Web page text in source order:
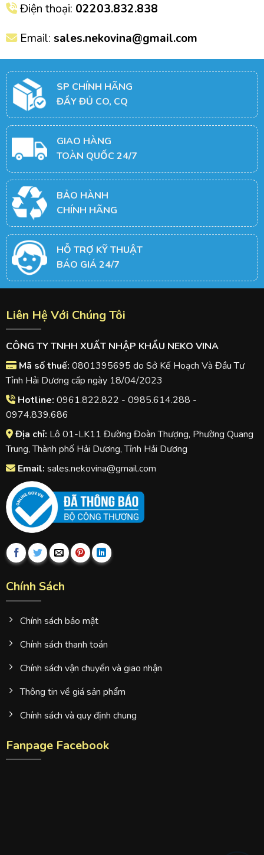
Điện thoại: 02203.832.838
Email: sales.nekovina@gmail.com
SP CHÍNH HÃNG
ĐẦY ĐỦ CO, CQ
GIAO HÀNG
TOÀN QUỐC 24/7
BẢO HÀNH
CHÍNH HÃNG
HỖ TRỢ KỸ THUẬT
BÁO GIÁ 24/7
Liên Hệ Với Chúng Tôi
CÔNG TY TNHH XUẤT NHẬP KHẨU NEKO VINA
Mã số thuế: 0801395695 do Sở Kế Hoạch Và Đầu Tư
Tỉnh Hải Dương cấp ngày 18/04/2023
Hotline: 0961.822.822 - 0985.614.288 -
0974.839.686
Địa chỉ: Lô 01-LK11 Đường Đoàn Thượng, Phường Quang
Trung, Thành phố Hải Dương, Tỉnh Hải Dương
Email: sales.nekovina@gmail.com
Chính Sách
Chính sách bảo mật
Chính sách thanh toán
Chính sách vận chuyển và giao nhận
Thông tin về giá sản phẩm
Chính sách và quy định chung
Fanpage Facebook